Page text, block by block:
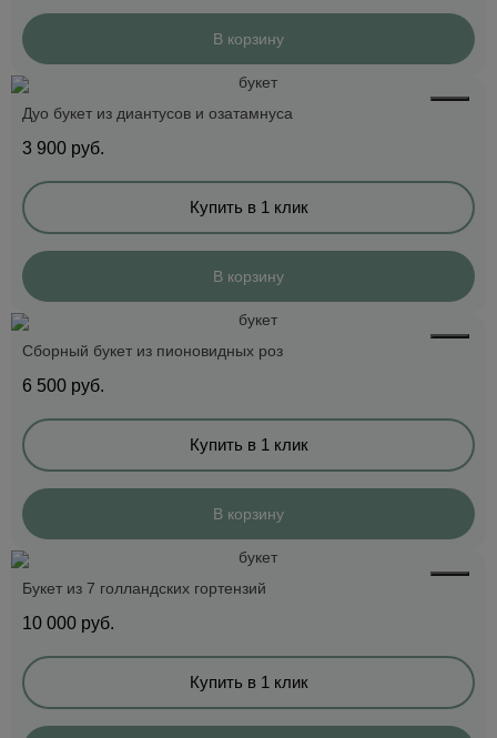
В корзину
Дуо букет из диантусов и озатамнуса
3 900 руб.
Купить в 1 клик
В корзину
Сборный букет из пионовидных роз
6 500 руб.
Купить в 1 клик
В корзину
Букет из 7 голландских гортензий
10 000 руб.
Купить в 1 клик